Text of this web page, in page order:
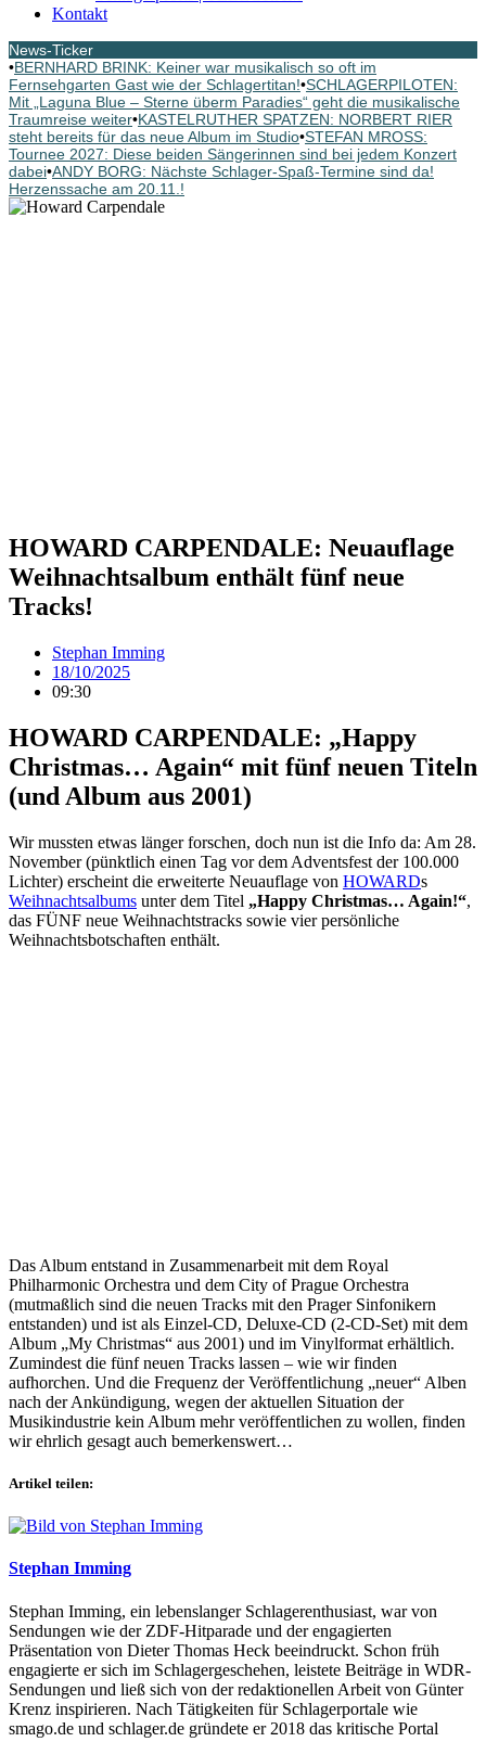
Kontakt
News-Ticker
•BERNHARD BRINK: Keiner war musikalisch so oft im
Fernsehgarten Gast wie der Schlagertitan!•SCHLAGERPILOTEN:
Mit „Laguna Blue – Sterne überm Paradies“ geht die musikalische
Traumreise weiter•KASTELRUTHER SPATZEN: NORBERT RIER
steht bereits für das neue Album im Studio•STEFAN MROSS:
Tournee 2027: Diese beiden Sängerinnen sind bei jedem Konzert
dabei•ANDY BORG: Nächste Schlager-Spaß-Termine sind da!
Herzenssache am 20.11.!
HOWARD CARPENDALE: Neuauflage
Weihnachtsalbum enthält fünf neue
Tracks!
Stephan Imming
18/10/2025
09:30
HOWARD CARPENDALE: „Happy
Christmas… Again“ mit fünf neuen Titeln
(und Album aus 2001)
Wir mussten etwas länger forschen, doch nun ist die Info da: Am 28.
November (pünktlich einen Tag vor dem Adventsfest der 100.000
Lichter) erscheint die erweiterte Neuauflage von HOWARDs
Weihnachtsalbums unter dem Titel „Happy Christmas… Again!“,
das FÜNF neue Weihnachtstracks sowie vier persönliche
Weihnachtsbotschaften enthält.
Das Album entstand in Zusammenarbeit mit dem Royal
Philharmonic Orchestra und dem City of Prague Orchestra
(mutmaßlich sind die neuen Tracks mit den Prager Sinfonikern
entstanden) und ist als Einzel-CD, Deluxe-CD (2-CD-Set) mit dem
Album „My Christmas“ aus 2001) und im Vinylformat erhältlich.
Zumindest die fünf neuen Tracks lassen – wie wir finden
aufhorchen. Und die Frequenz der Veröffentlichung „neuer“ Alben
nach der Ankündigung, wegen der aktuellen Situation der
Musikindustrie kein Album mehr veröffentlichen zu wollen, finden
wir ehrlich gesagt auch bemerkenswert…
Artikel teilen:
Stephan Imming
Stephan Imming, ein lebenslanger Schlagerenthusiast, war von
Sendungen wie der ZDF-Hitparade und der engagierten
Präsentation von Dieter Thomas Heck beeindruckt. Schon früh
engagierte er sich im Schlagergeschehen, leistete Beiträge in WDR-
Sendungen und ließ sich von der redaktionellen Arbeit von Günter
Krenz inspirieren. Nach Tätigkeiten für Schlagerportale wie
smago.de und schlager.de gründete er 2018 das kritische Portal